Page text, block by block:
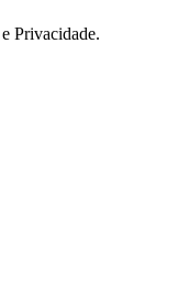
Privacidade.